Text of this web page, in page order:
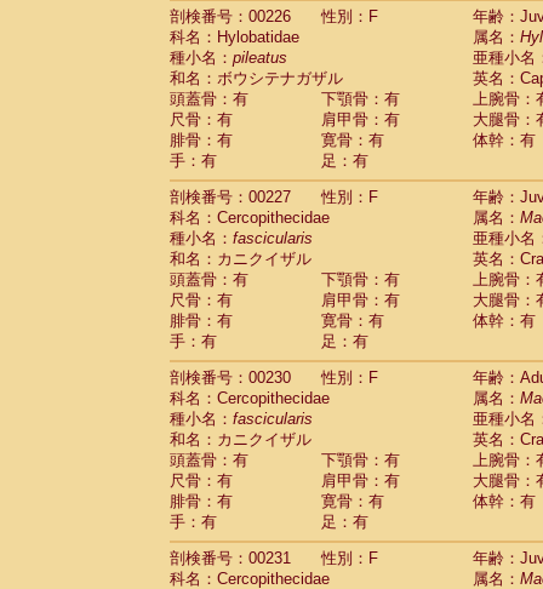
剖検番号：00226
性別：F
年齢：
科名：Hylobatidae
属名：
種小名： pileatus
亜種小名
和名：ボウシテナガザル
英名：
頭蓋骨：有
下顎骨：有
上腕骨：
尺骨：有
肩甲骨：有
大腿骨：
腓骨：有
寛骨：有
体幹：有
手：有
足：有
剖検番号：00227
性別：F
年齢：
科名：Cercopithecidae
属名：
種小名： fascicularis
亜種小名
和名：カニクイザル
英名：
頭蓋骨：有
下顎骨：有
上腕骨：
尺骨：有
肩甲骨：有
大腿骨：
腓骨：有
寛骨：有
体幹：有
手：有
足：有
剖検番号：00230
性別：F
年齢：
科名：Cercopithecidae
属名：
種小名： fascicularis
亜種小名
和名：カニクイザル
英名：
頭蓋骨：有
下顎骨：有
上腕骨：
尺骨：有
肩甲骨：有
大腿骨：
腓骨：有
寛骨：有
体幹：有
手：有
足：有
剖検番号：00231
性別：F
年齢：
科名：Cercopithecidae
属名：